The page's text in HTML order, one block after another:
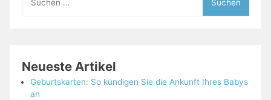
nach:
Neueste Artikel
Geburtskarten: So kündigen Sie die Ankunft Ihres Babys
an